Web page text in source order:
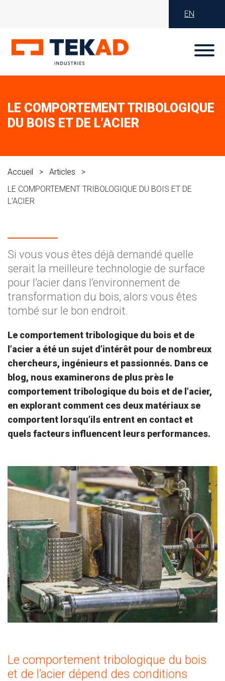
EN
LE COMPORTEMENT TRIBOLOGIQUE
DU BOIS ET DE L’ACIER
Accueil
Articles
LE COMPORTEMENT TRIBOLOGIQUE DU BOIS ET DE
L’ACIER
Si vous vous êtes déjà demandé quelle
serait la meilleure technologie de surface
pour l’acier dans l’environnement de
transformation du bois, alors vous êtes
tombé sur le bon endroit.
Le comportement tribologique du bois et de
l’acier a été un sujet d’intérêt pour de nombreux
chercheurs, ingénieurs et passionnés. Dans ce
blog, nous examinerons de plus près le
comportement tribologique du bois et de l’acier,
en explorant comment ces deux matériaux se
comportent lorsqu’ils entrent en contact et
quels facteurs influencent leurs performances.
Le comportement tribologique du bois
et de l’acier dépend des conditions